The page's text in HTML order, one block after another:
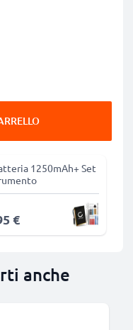
1250mAh+ Set
€
anche